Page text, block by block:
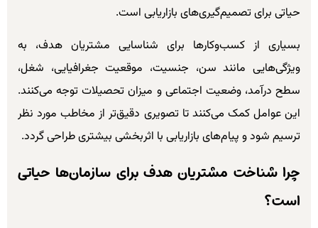
حیاتی برای تصمیم‌گیری‌های بازاریابی است.
بسیاری از کسب‌وکارها برای شناسایی مشتریان هدف، به
ویژگی‌هایی مانند سن، جنسیت، موقعیت جغرافیایی، شغل،
سطح درآمد، وضعیت اجتماعی و میزان تحصیلات توجه می‌کنند.
این عوامل کمک می‌کنند تا تصویری دقیق‌تر از مخاطب مورد نظر
ترسیم شود و پیام‌های بازاریابی با اثربخشی بیشتری طراحی گردد.
چرا شناخت مشتریان هدف برای سازمان‌ها حیاتی
است؟